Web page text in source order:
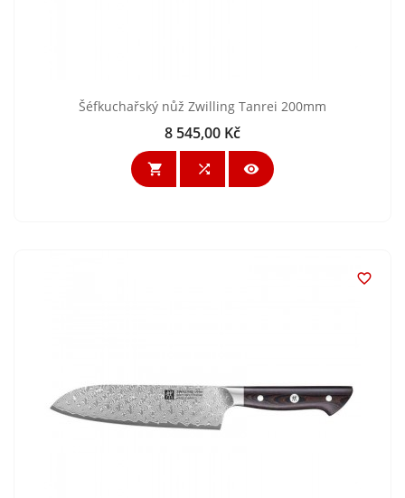
Šéfkuchařský nůž Zwilling Tanrei 200mm
Cena
8 545,00 Kč
  
